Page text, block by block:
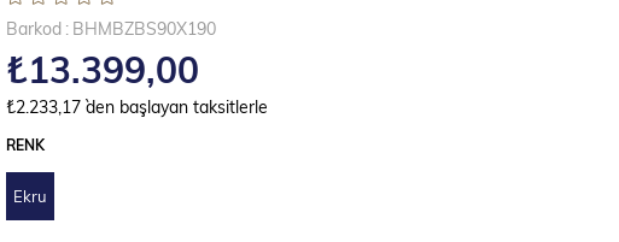
Barkod : BHMBZBS90X190
₺13.399,00
₺2.233,17 `den başlayan taksitlerle
RENK
Ekru